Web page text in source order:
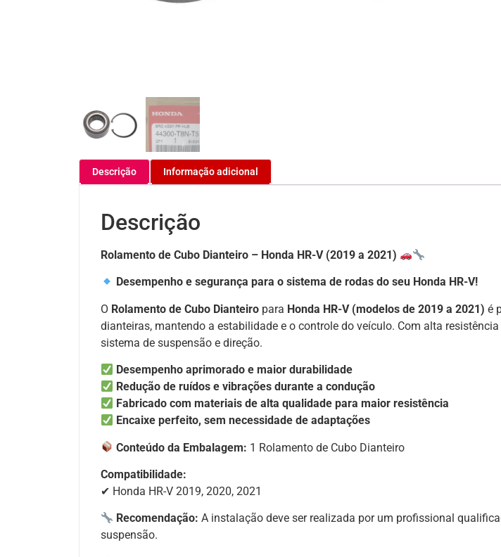
Descrição Informação adicional
Descrição
Rolamento de Cubo Dianteiro – Honda HR-V (2019 a 2021)
Desempenho e segurança para o sistema de rodas do seu Honda HR-V!
O Rolamento de Cubo Dianteiro para Honda HR-V (modelos de 2019 a 2021) é
dianteiras, mantendo a estabilidade e o controle do veículo. Com alta
sistema de suspensão e direção.
Desempenho aprimorado e maior durabilidade
Redução de ruídos e vibrações durante a condução
Fabricado com materiais de alta qualidade para maior resistência
Encaixe perfeito, sem necessidade de adaptações
Conteúdo da Embalagem: 1 Rolamento de Cubo Dianteiro
Compatibilidade:
✔ Honda HR-V 2019, 2020, 2021
Recomendação: A instalação deve ser realizada por um profissional
suspensão.